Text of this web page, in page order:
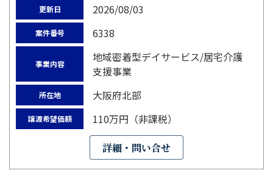
更新日 2026/08/03
案件番号 6338
事業内容
地域密着型デイサービス/居宅介護
支援事業
所在地 大阪府北部
譲渡希望価額 110万円（非課税）
詳細・問い合せ